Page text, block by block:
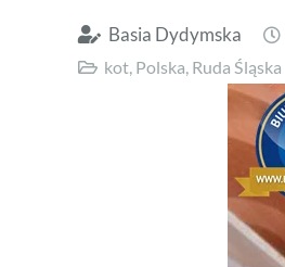
Basia Dydymska
kot Polska Ruda Śląska